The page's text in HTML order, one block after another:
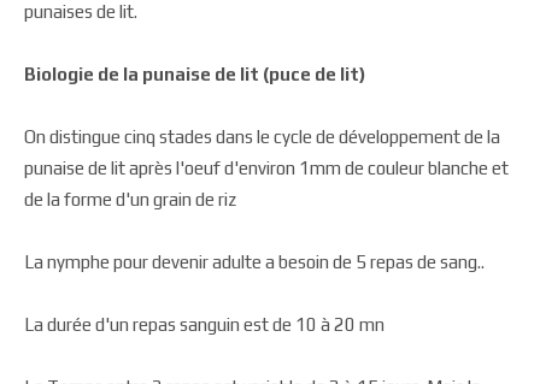
punaises de lit.
Biologie de la punaise de lit (puce de lit)
On distingue cinq stades dans le cycle de développement de la
punaise de lit après l'oeuf d'environ 1mm de couleur blanche et
de la forme d'un grain de riz
La nymphe pour devenir adulte a besoin de 5 repas de sang..
La durée d'un repas sanguin est de 10 à 20 mn